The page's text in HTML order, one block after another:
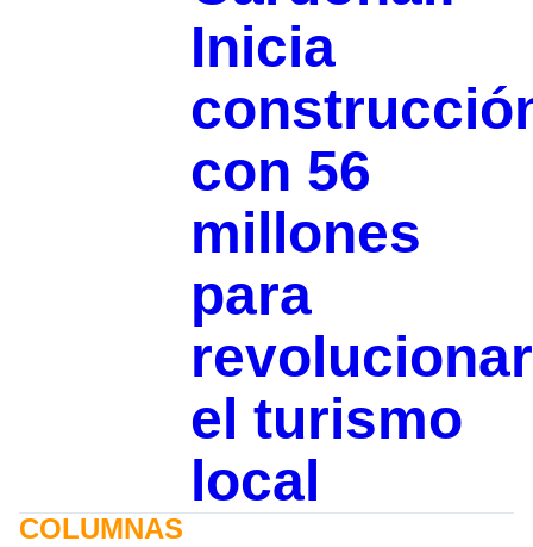
Inicia
con 56
millones
para
revolucionar
el turismo
local
COLUMNAS